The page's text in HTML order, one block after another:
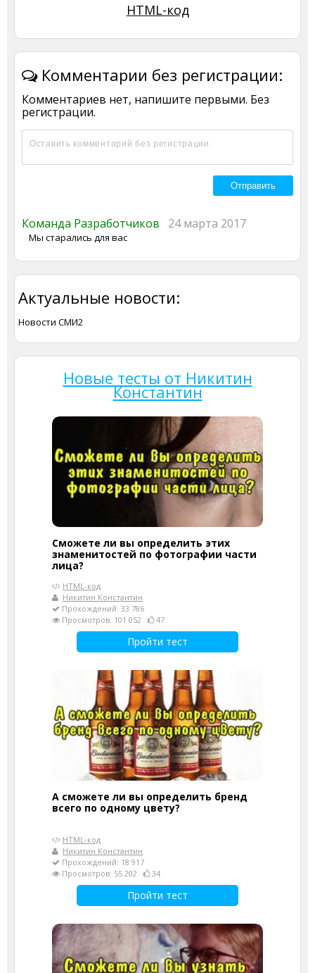
HTML-код
Комментарии без регистрации:
Комментариев нет, напишите первыми. Без
регистрации.
Команда Разработчиков 24 марта 2017
Мы старались для вас
Актуальные новости:
Новости СМИ2
Новые тесты от Никитин
Константин
Сможете ли вы определить этих
знаменитостей по фотографии части
лица?
HTML-код
Никитин Константин
Прохождений: 33 786
Просмотров: 101 052
47
Пройти тест
А сможете ли вы определить бренд
всего по одному цвету?
HTML-код
Никитин Константин
Прохождений: 18 917
Просмотров: 55 202
34
Пройти тест